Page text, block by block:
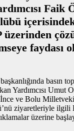
Faik
üzerinden
faydası
basın
Yardımcısı Umut
ve Bolu
ziyaretleriyle ilgili
üzerine